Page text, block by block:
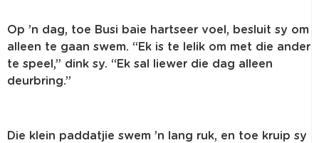
Op ’n dag, toe Busi baie hartseer voel, besluit sy om
alleen te gaan swem. “Ek is te lelik om met die ander
te speel,” dink sy. “Ek sal liewer die dag alleen
deurbring.”
Die klein paddatjie swem ’n lang ruk, en toe kruip sy